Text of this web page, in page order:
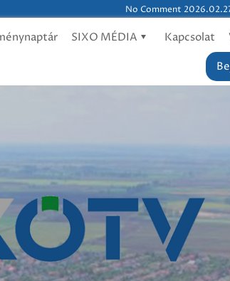
No Comment
SIXO MÉDIA Kapcsolat